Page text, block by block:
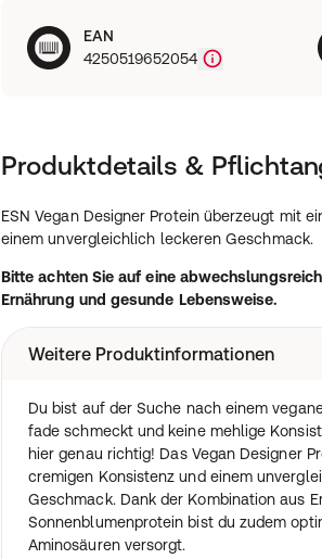
EAN
4250519652054
Produktdetails &
ESN Vegan Designer Protein überzeugt mit
einem unvergleichlich leckeren Geschmack.
Bitte achten Sie auf eine
Ernährung und gesunde Lebensweise.
Weitere Produktinformationen
Du bist auf der Suche nach einem
fade schmeckt und keine mehlige
hier genau richtig! Das Vegan Designer
cremigen Konsistenz und einem
Geschmack. Dank der Kombination aus
Sonnenblumenprotein bist du zudem
Aminosäuren versorgt.